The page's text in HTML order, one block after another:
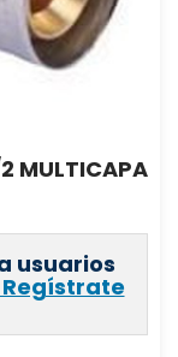
MULTICAPA
usuarios
Regístrate